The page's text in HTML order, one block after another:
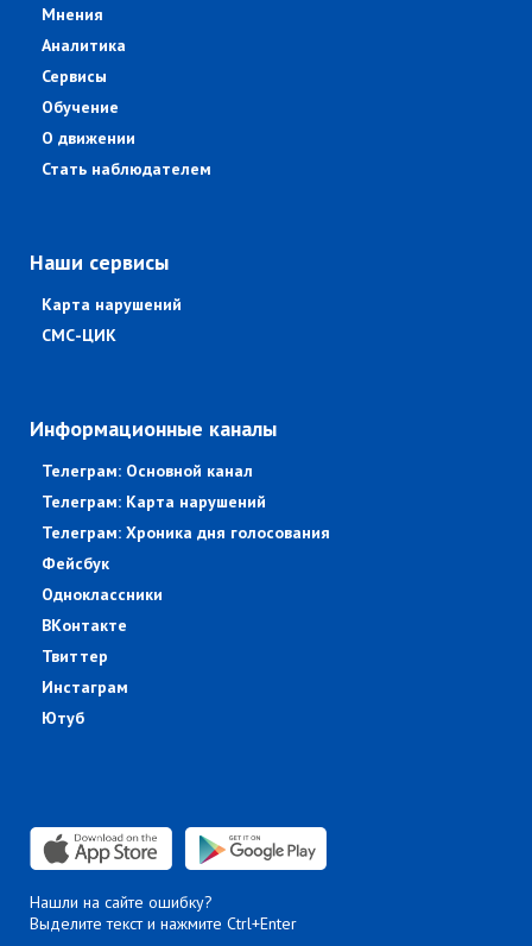
Мнения
Аналитика
Сервисы
Обучение
О движении
Стать наблюдателем
Наши сервисы
Карта нарушений
СМС-ЦИК
Информационные каналы
Телеграм: Основной канал
Телеграм: Карта нарушений
Телеграм: Хроника дня голосования
Фейсбук
Одноклассники
ВКонтакте
Твиттер
Инстаграм
Ютуб
Нашли на сайте ошибку?
Выделите текст и нажмите Ctrl+Enter